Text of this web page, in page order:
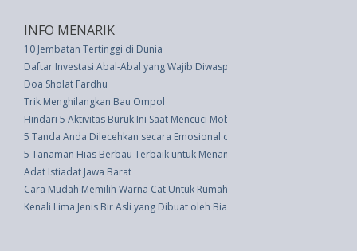
INFO MENARIK
10 Jembatan Tertinggi di Dunia
Daftar Investasi Abal-Abal yang Wajib Diwaspadai
Doa Sholat Fardhu
Trik Menghilangkan Bau Ompol
Hindari 5 Aktivitas Buruk Ini Saat Mencuci Mobil
5 Tanda Anda Dilecehkan secara Emosional oleh Pasangan
5 Tanaman Hias Berbau Terbaik untuk Menambah Koleksi Anda
Adat Istiadat Jawa Barat
Cara Mudah Memilih Warna Cat Untuk Rumah
Kenali Lima Jenis Bir Asli yang Dibuat oleh Biarawan Belgia